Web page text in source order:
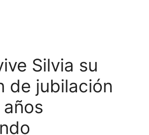
Silvia su
de jubilación